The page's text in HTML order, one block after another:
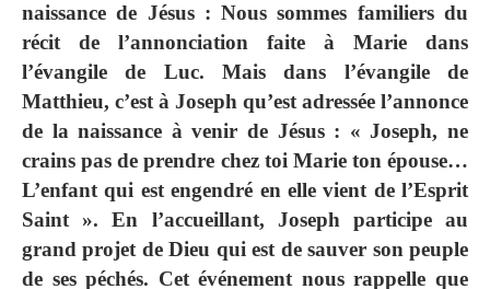
naissance de Jésus : Nous sommes familiers du
récit de l’annonciation faite à Marie dans
l’évangile de Luc. Mais dans l’évangile de
Matthieu, c’est à Joseph qu’est adressée l’annonce
de la naissance à venir de Jésus : « Joseph, ne
crains pas de prendre chez toi Marie ton épouse…
L’enfant qui est engendré en elle vient de l’Esprit
Saint ». En l’accueillant, Joseph participe au
grand projet de Dieu qui est de sauver son peuple
de ses péchés. Cet événement nous rappelle que